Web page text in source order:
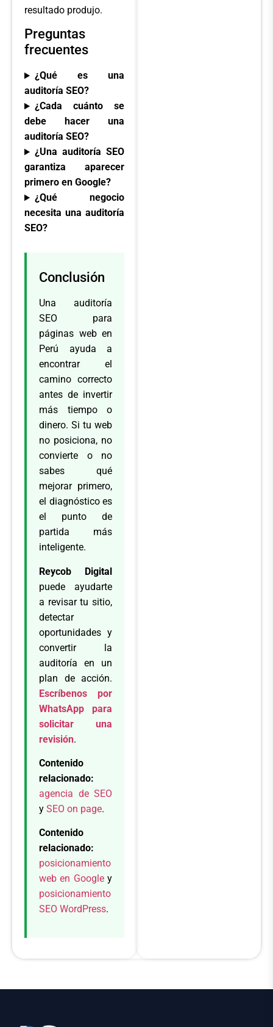
resultado produjo.
Preguntas
frecuentes
¿Qué es una
auditoría SEO?
¿Cada cuánto se
debe hacer una
auditoría SEO?
¿Una auditoría SEO
garantiza aparecer
primero en Google?
¿Qué negocio
necesita una auditoría
SEO?
Conclusión
Una auditoría
SEO para
páginas web en
Perú ayuda a
encontrar el
camino correcto
antes de invertir
más tiempo o
dinero. Si tu web
no posiciona, no
convierte o no
sabes qué
mejorar primero,
el diagnóstico es
el punto de
partida más
inteligente.
Reycob Digital
puede ayudarte
a revisar tu sitio,
detectar
oportunidades y
convertir la
auditoría en un
plan de acción.
Escríbenos por
WhatsApp para
solicitar una
revisión.
Contenido
relacionado:
agencia de SEO
y SEO on page.
Contenido
relacionado:
posicionamiento
web en Googley
posicionamiento
SEO WordPress.